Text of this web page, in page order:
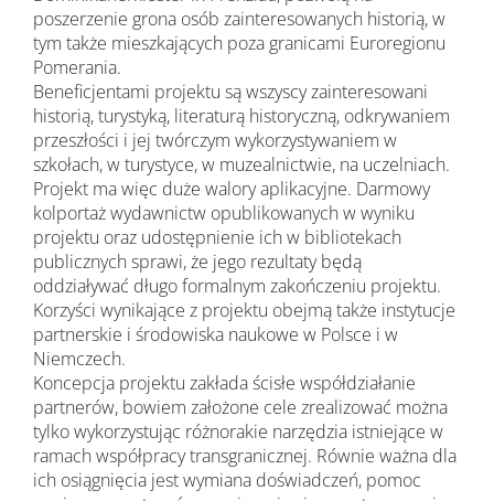
poszerzenie grona osób zainteresowanych historią, w
tym także mieszkających poza granicami Euroregionu
Pomerania.
Beneficjentami projektu są wszyscy zainteresowani
historią, turystyką, literaturą historyczną, odkrywaniem
przeszłości i jej twórczym wykorzystywaniem w
szkołach, w turystyce, w muzealnictwie, na uczelniach.
Projekt ma więc duże walory aplikacyjne. Darmowy
kolportaż wydawnictw opublikowanych w wyniku
projektu oraz udostępnienie ich w bibliotekach
publicznych sprawi, że jego rezultaty będą
oddziaływać długo formalnym zakończeniu projektu.
Korzyści wynikające z projektu obejmą także instytucje
partnerskie i środowiska naukowe w Polsce i w
Niemczech.
Koncepcja projektu zakłada ścisłe współdziałanie
partnerów, bowiem założone cele zrealizować można
tylko wykorzystując różnorakie narzędzia istniejące w
ramach współpracy transgranicznej. Równie ważna dla
ich osiągnięcia jest wymiana doświadczeń, pomoc